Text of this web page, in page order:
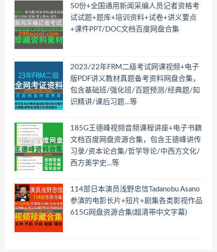
50份+全国通用新闻采编人员记者资格考
试试题+题库+培训资料+试卷+讲义要点
+课件PPT/DOC文档百度网盘合集
2023/22年FRM二级考试网课视频+电子
版PDF讲义教材真题备考资料网盘合集，
包含基础班/强化班/百题预测/经典题/知
识精讲/课后习题…等
185G王德峰视频音频课程讲座+电子书籍
文档百度网盘资源合集，包含王德峰讲传
习录/资本论合集/哲学导论/中西方文化/
西方美学史…等
114部日本演员浅野忠信Tadanobu Asano
参演的电影长片+短片+剧集各类影视作品
615G网盘资源合集(超清带中文字幕)